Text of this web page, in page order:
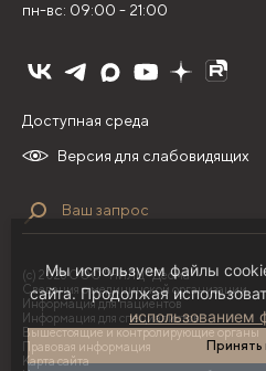
пн-вс: 09:00 - 21:00
Версия для слабовидящих
Доступная среда
(с) 2026 ООО "НИЛЦ "Деома"
Сведения о медицинской организации
Информация для пациентов
Информация для специалистов
Вышестоящие и контролирующие органы
Правовая информация
Карта сайта
Мы используем файлы
сайта. Продолжая
использованием
Принять